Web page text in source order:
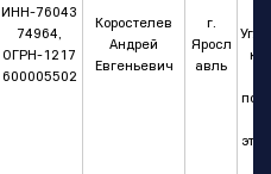
ИНН-76043
74964,
ОГРН-1217
600005502
Коростелев
Андрей
Евгеньевич
г.
Яросл
авль